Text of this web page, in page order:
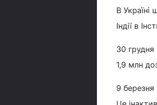
В
Індії в
30 грудня
1,9 млн
9